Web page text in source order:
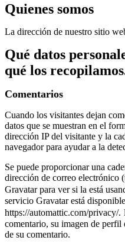
Quienes somos
La dirección de nuestro sitio
Qué datos
qué los
Comentarios
Cuando los visitantes dejan
datos que se muestran en el
dirección IP del visitante y la
navegador para ayudar a la
Se puede proporcionar una
dirección de correo electrónico
Gravatar para ver si la está
servicio Gravatar está
https://automattic.com/privacy/.
comentario, su imagen de
de su comentario.